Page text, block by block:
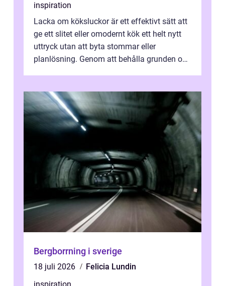
inspiration
Lacka om köksluckor är ett effektivt sätt att
ge ett slitet eller omodernt kök ett helt nytt
uttryck utan att byta stommar eller
planlösning. Genom att behålla grunden och
Bergborrning i sverige
18 juli 2026
Felicia Lundin